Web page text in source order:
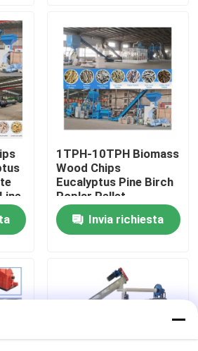
della pallina
di legno
1TPH-10TPH Biomass
Wood Chips
Eucalyptus Pine Birch
Poplar Pellet
Production Line
Invia richiesta